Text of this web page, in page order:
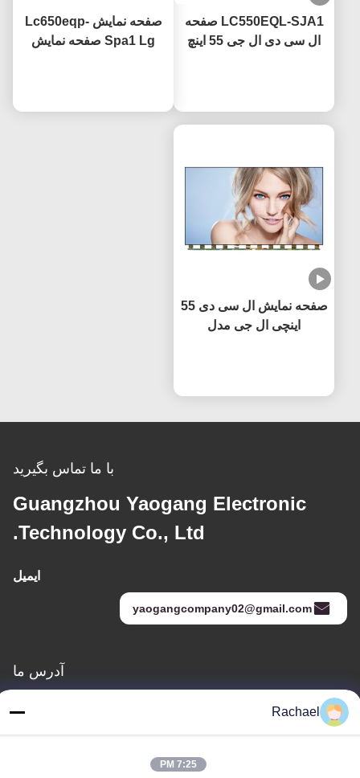
LC550EQL-SJA1 صفحه
ال سی دی ال جی 55 اینچ
صفحه نمایش Lc650eqp-
Spa1 Lg صفحه نمایش
صفحه نمایش ال سی دی 55
اینچی ال جی مدل
با ما تماس بگیرید
Guangzhou Yaogang Electronic
Technology Co., Ltd.
ایمیل
yaogangcompany02@gmail.com
آدرس ما
خطاب
Rachael
7:25 PM